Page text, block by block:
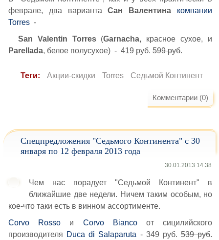
феврале, два вариантаСан Валентина
компании
Torres -
San Valentin
Torres(Garnacha, красное сухое, и
Parellada, белое полусухое) - 419 руб. 599 руб.
Теги: Акции-скидки Torres Седьмой Континент
Комментарии (0)
Спецпредложения "Седьмого Континента" с 30
января по 12 февраля 2013 года
30.01.2013 14:38
Чем нас порадует "Седьмой Континент" в
ближайшие две недели. Ничем таким особым, но
кое-что таки есть в винном ассортименте.
Corvo Rosso и Corvo Biancoот сицилийского
производителя Duca di Salaparuta - 349 руб. 539 руб.